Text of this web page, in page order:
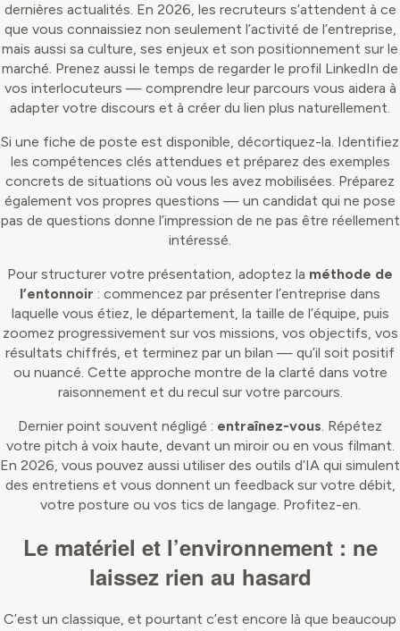
dernières actualités. En 2026, les recruteurs s’attendent à ce
que vous connaissiez non seulement l’activité de l’entreprise,
mais aussi sa culture, ses enjeux et son positionnement sur le
marché. Prenez aussi le temps de regarder le profil LinkedIn de
vos interlocuteurs — comprendre leur parcours vous aidera à
adapter votre discours et à créer du lien plus naturellement.
Si une fiche de poste est disponible, décortiquez-la. Identifiez
les compétences clés attendues et préparez des exemples
concrets de situations où vous les avez mobilisées. Préparez
également vos propres questions — un candidat qui ne pose
pas de questions donne l’impression de ne pas être réellement
intéressé.
Pour structurer votre présentation, adoptez la méthode de
l’entonnoir : commencez par présenter l’entreprise dans
laquelle vous étiez, le département, la taille de l’équipe, puis
zoomez progressivement sur vos missions, vos objectifs, vos
résultats chiffrés, et terminez par un bilan — qu’il soit positif
ou nuancé. Cette approche montre de la clarté dans votre
raisonnement et du recul sur votre parcours.
Dernier point souvent négligé : entraînez-vous. Répétez
votre pitch à voix haute, devant un miroir ou en vous filmant.
En 2026, vous pouvez aussi utiliser des outils d’IA qui simulent
des entretiens et vous donnent un feedback sur votre débit,
votre posture ou vos tics de langage. Profitez-en.
Le matériel et l’environnement : ne
laissez rien au hasard
C’est un classique, et pourtant c’est encore là que beaucoup